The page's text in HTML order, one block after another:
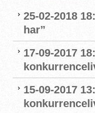
25-02-2018
har”
17-09-2017
15-09-2017